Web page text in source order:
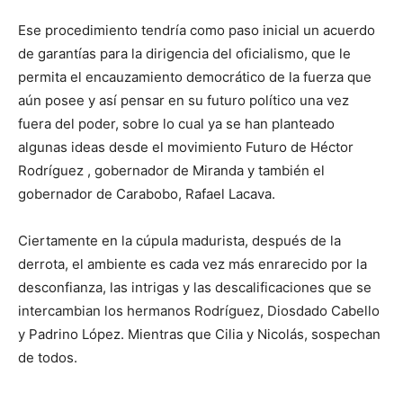
Ese procedimiento tendría como paso inicial un acuerdo
de garantías para la dirigencia del oficialismo, que le
permita el encauzamiento democrático de la fuerza que
aún posee y así pensar en su futuro político una vez
fuera del poder, sobre lo cual ya se han planteado
algunas ideas desde el movimiento Futuro de Héctor
Rodríguez , gobernador de Miranda y también el
gobernador de Carabobo, Rafael Lacava.
Ciertamente en la cúpula madurista, después de la
derrota, el ambiente es cada vez más enrarecido por la
desconfianza, las intrigas y las descalificaciones que se
intercambian los hermanos Rodríguez, Diosdado Cabello
y Padrino López. Mientras que Cilia y Nicolás, sospechan
de todos.